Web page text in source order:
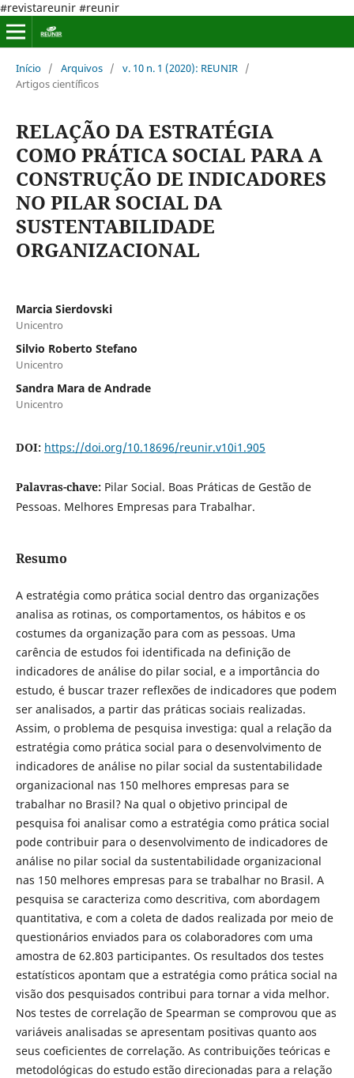
#revistareunir #reunir
Início / Arquivos / v. 10 n. 1 (2020): REUNIR /
Artigos científicos
RELAÇÃO DA ESTRATÉGIA
COMO PRÁTICA SOCIAL PARA A
CONSTRUÇÃO DE INDICADORES
NO PILAR SOCIAL DA
SUSTENTABILIDADE
ORGANIZACIONAL
Marcia Sierdovski
Unicentro
Silvio Roberto Stefano
Unicentro
Sandra Mara de Andrade
Unicentro
DOI: https://doi.org/10.18696/reunir.v10i1.905
Palavras-chave: Pilar Social. Boas Práticas de Gestão de
Pessoas. Melhores Empresas para Trabalhar.
Resumo
A estratégia como prática social dentro das organizações
analisa as rotinas, os comportamentos, os hábitos e os
costumes da organização para com as pessoas. Uma
carência de estudos foi identificada na definição de
indicadores de análise do pilar social, e a importância do
estudo, é buscar trazer reflexões de indicadores que podem
ser analisados, a partir das práticas sociais realizadas.
Assim, o problema de pesquisa investiga: qual a relação da
estratégia como prática social para o desenvolvimento de
indicadores de análise no pilar social da sustentabilidade
organizacional nas 150 melhores empresas para se
trabalhar no Brasil? Na qual o objetivo principal de
pesquisa foi analisar como a estratégia como prática social
pode contribuir para o desenvolvimento de indicadores de
análise no pilar social da sustentabilidade organizacional
nas 150 melhores empresas para se trabalhar no Brasil. A
pesquisa se caracteriza como descritiva, com abordagem
quantitativa, e com a coleta de dados realizada por meio de
questionários enviados para os colaboradores com uma
amostra de 62.803 participantes. Os resultados dos testes
estatísticos apontam que a estratégia como prática social na
visão dos pesquisados contribui para tornar a vida melhor.
Nos testes de correlação de Spearman se comprovou que as
variáveis analisadas se apresentam positivas quanto aos
seus coeficientes de correlação. As contribuições teóricas e
metodológicas do estudo estão direcionadas para a relação